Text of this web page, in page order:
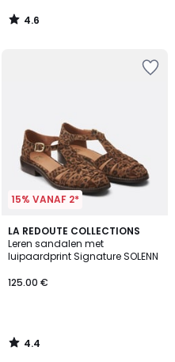
4.6
/
15% VANAF 2*
LA REDOUTE COLLECTIONS
Leren sandalen met
luipaardprint Signature SOLENN
125.00 €
4.4
/ 5
4.4
/